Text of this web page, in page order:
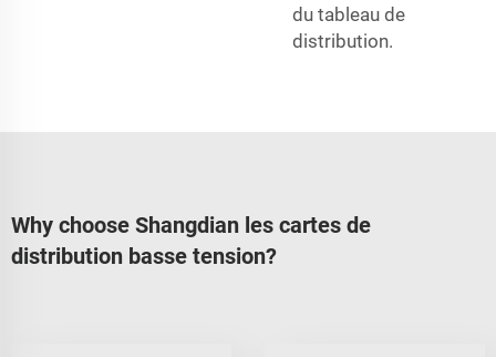
du tableau de
distribution.
Why choose Shangdian les cartes de
distribution basse tension?